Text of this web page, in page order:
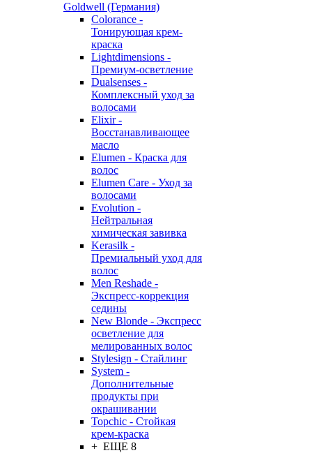
Goldwell (Германия)
Colorance -
Тонирующая крем-
краска
Lightdimensions -
Премиум-осветление
Dualsenses -
Комплексный уход за
волосами
Elixir -
Восстанавливающее
масло
Elumen - Краска для
волос
Elumen Care - Уход за
волосами
Evolution -
Нейтральная
химическая завивка
Kerasilk -
Премиальный уход для
волос
Men Reshade -
Экспресс-коррекция
седины
New Blonde - Экспресс
осветление для
мелированных волос
Stylesign - Стайлинг
System -
Дополнительные
продукты при
окрашивании
Topchic - Стойкая
крем-краска
+ ЕЩЕ 8